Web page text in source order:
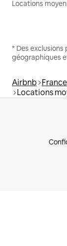
* Des
géographiques
Airbnb France
Locations